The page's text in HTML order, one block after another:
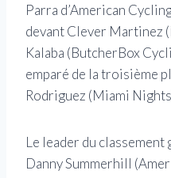
Parra d’American
devant Clever Martinez
Kalaba (ButcherBox
emparé de la troisième
Rodriguez (Miami
Le leader du classement
Danny Summerhill